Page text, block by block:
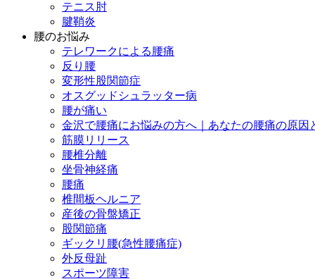
テニス肘
腱鞘炎
腰のお悩み
テレワークによる腰痛
反り腰
変形性股関節症
オスグッドシュラッター病
腰が痛い
金沢で腰痛にお悩みの方へ｜あなたの腰痛の原因
筋膜リリース
腰椎分離
坐骨神経痛
腰痛
椎間板ヘルニア
産後の骨盤矯正
股関節痛
ギックリ腰(急性腰痛症)
外反母趾
スポーツ障害